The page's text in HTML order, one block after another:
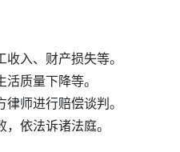
收入、财产损失等。
活质量下降等。
律师进行赔偿谈判。
，依法诉诸法庭。